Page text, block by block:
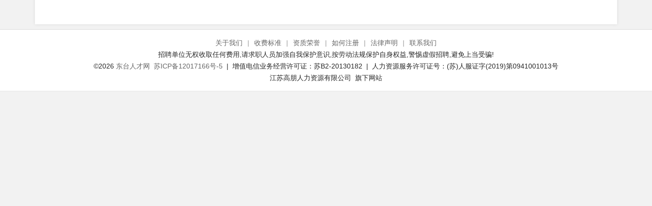
关于我们 | 收费标准 | 资质荣誉 | 如何注册 | 法律声明 |
联系我们
招聘单位无权收取任何费用,请求职人员加强自我保护意识,按劳动法规保护自身权益,警惕虚假招聘,避免上当受骗!
©2026 东台人才网 苏ICP备12017166号-5 | 增值电信业务经营许可证：苏B2-20130182 | 人力资源服务许可证号：(苏)人服证字(2019)第0941001013号
江苏高朋人力资源有限公司 旗下网站